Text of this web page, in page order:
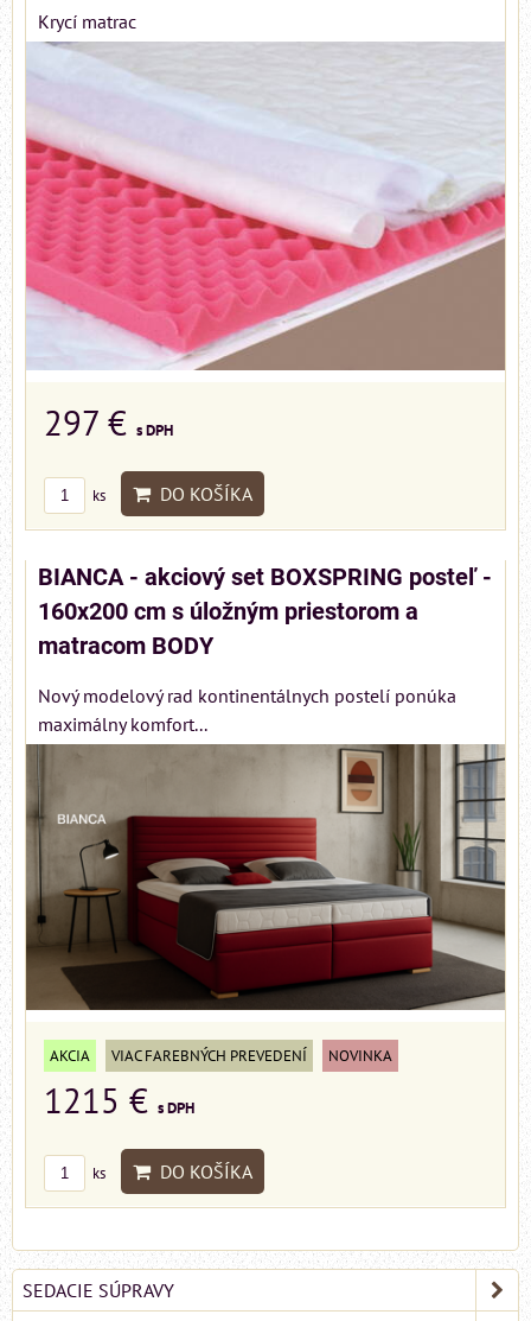
Krycí matrac
297 € s DPH
ks DO KOŠÍKA
BIANCA - akciový set BOXSPRING posteľ -
160x200 cm s úložným priestorom a
matracom BODY
Nový modelový rad kontinentálnych postelí ponúka
maximálny komfort...
AKCIA VIAC FAREBNÝCH PREVEDENÍ NOVINKA
1215 € s DPH
ks DO KOŠÍKA
SEDACIE SÚPRAVY